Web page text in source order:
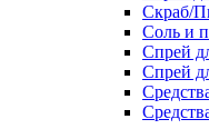
Скраб/
Соль и
Спрей
Спрей